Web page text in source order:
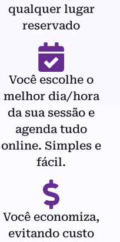
qualquer lugar
reservado
Você escolhe o
melhor dia/hora
da sua sessão e
agenda tudo
online. Simples e
fácil.
Você economiza,
evitando custo